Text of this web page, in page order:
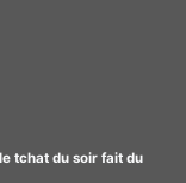
tchat du soir fait du